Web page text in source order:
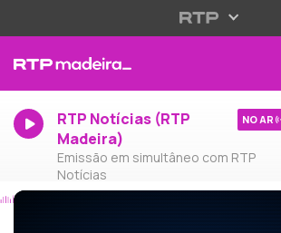
RTP Notícias (RTP
Madeira)
Emissão em simultâneo com RTP
Notícias
NO AR